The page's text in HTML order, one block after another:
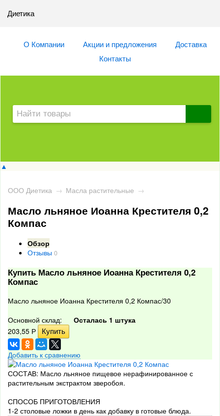
Диетика
О Компании Акции и предложения
Доставка
Контакты
▲
ООО Диетика → Масла растительные →
Масло льняное Иоанна Крестителя 0,2
Компас
Обзор
Отзывы 0
Купить Масло льняное Иоанна Крестителя 0,2
Компас
Масло льняное Иоанна Крестителя 0,2 Компас/30
Основной склад:
Осталась 1 штука
203,55 Р
Добавить к сравнению
СОСТАВ: Масло льняное пищевое нерафинированное с
растительным экстрактом зверобоя.
СПОСОБ ПРИГОТОВЛЕНИЯ
1-2 столовые ложки в день как добавку в готовые блюда.